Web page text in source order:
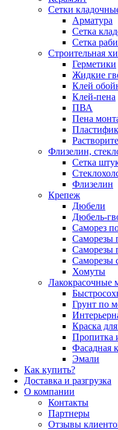
Сетки
Арматура
Сетка
Сетка
Строительная
Герметики
Жидкие
Клей
Клей-пена
ПВА
Пена
Флизелин,
Сетка
Флизелин
Крепеж
Дюбели
Дюбель-
Саморез
Саморезы
Саморезы
Саморезы
Хомуты
Лакокрасочные
Грунт по
Краска
Пропитка
Фасадная
Эмали
Как купить?
Доставка и разгрузка
О компании
Контакты
Партнеры
Отзывы